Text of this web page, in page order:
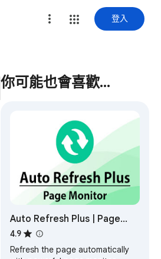
登入
你可能也會喜歡…
Auto Refresh Plus | Page
Monitor
4.9
Refresh the page automatically